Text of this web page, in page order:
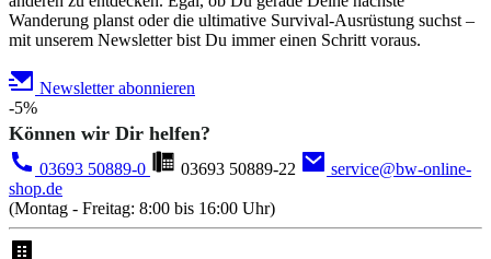
Wanderung planst oder die ultimative Survival-Ausrüstung suchst –
mit unserem Newsletter bist Du immer einen Schritt voraus.
Newsletter abonnieren
-5%
Können wir Dir helfen?
03693 50889-0 03693 50889-22
service@bw-online-
shop.de
(Montag - Freitag: 8:00 bis 16:00 Uhr)